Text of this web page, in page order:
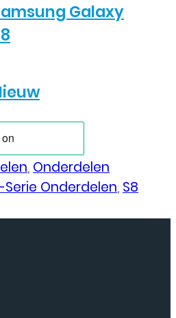
Galaxy
, Onderdelen
Serie Onderdelen, S8